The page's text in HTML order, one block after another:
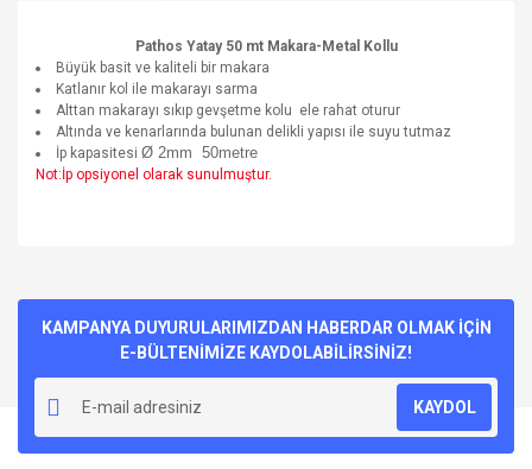
Pathos Yatay 50 mt Makara-Metal Kollu
Büyük basit ve kaliteli bir makara
Katlanır kol ile makarayı sarma
Alttan makarayı sıkıp gevşetme kolu ele rahat oturur
Altında ve kenarlarında bulunan delikli yapısı ile suyu tutmaz
İp kapasitesi Ø 2mm 50metre
Not:İp opsiyonel olarak sunulmuştur.
Yorum Yaz
kullanarak tarafımıza iletebilirsiniz.
Görüş ve önerileriniz için teşekkür ederiz.
Ürün resmi kalitesiz, bozuk veya görüntülenemiyor.
Ürün açıklamasında eksik bilgiler bulunuyor.
Ürün bilgilerinde hatalar bulunuyor.
KAMPANYA DUYURULARIMIZDAN HABERDAR OLMAK İÇİN
E-BÜLTENİMİZE KAYDOLABİLİRSİNİZ!
KAYDOL